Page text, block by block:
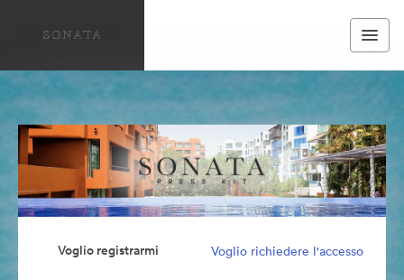
Voglio registrarmi Voglio richiedere l'accesso